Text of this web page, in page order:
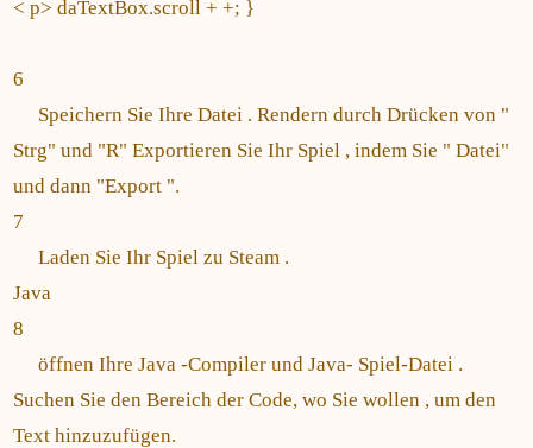
< p> daTextBox.scroll + +; }
6
Speichern Sie Ihre Datei . Rendern durch Drücken von "
Strg" und "R" Exportieren Sie Ihr Spiel , indem Sie " Datei"
und dann "Export ".
7
Laden Sie Ihr Spiel zu Steam .
Java
8
öffnen Ihre Java -Compiler und Java- Spiel-Datei .
Suchen Sie den Bereich der Code, wo Sie wollen , um den
Text hinzuzufügen.